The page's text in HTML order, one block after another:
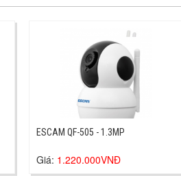
ESCAM QF-505 - 1.3MP
Giá: 1.220.000VNĐ